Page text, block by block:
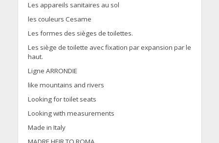
Les appareils sanitaires au sol
les couleurs Cesame
Les formes des sièges de toilettes.
Les siège de toilette avec fixation par expansion par le
haut.
Ligne ARRONDIE
like mountains and rivers
Looking for toilet seats
Looking with measurements
Made in Italy